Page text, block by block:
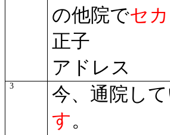
の他院でセ
正子
アドレス
3
今、通院し
す。